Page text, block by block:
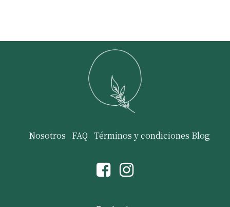
Nosotros FAQ Términos y condiciones Blog